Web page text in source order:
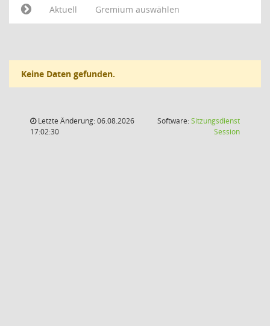
Aktuell
Gremium auswählen
Keine Daten gefunden.
Letzte Änderung: 06.08.2026
17:02:30
Software:Sitzungsdienst
Session(Wird in